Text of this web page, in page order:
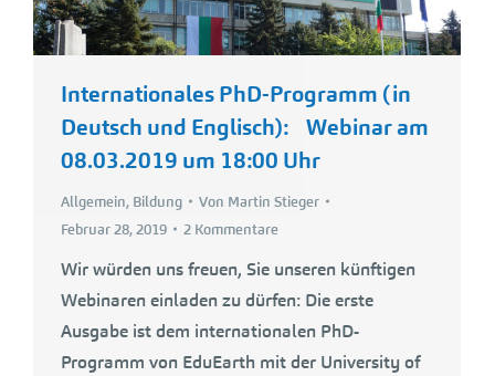
Internationales PhD-Programm (in
Deutsch und Englisch): Webinar am
08.03.2019 um 18:00 Uhr
Allgemein, Bildung Von Martin Stieger
Februar 28, 2019
2 Kommentare
Wir würden uns freuen, Sie unseren künftigen
Webinaren einladen zu dürfen: Die erste
Ausgabe ist dem internationalen PhD-
Programm von EduEarth mit der University of